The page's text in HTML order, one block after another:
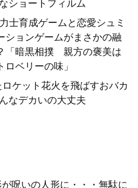
ショートフィルム
力士育成ゲームと恋愛シュミ
ションゲームがまさかの融
「暗黒相撲 親方の褒美は
ロベリーの味」
ケット花火を飛ばすおバカ
なデカいの大丈夫
呪いの人形に・・・無駄に